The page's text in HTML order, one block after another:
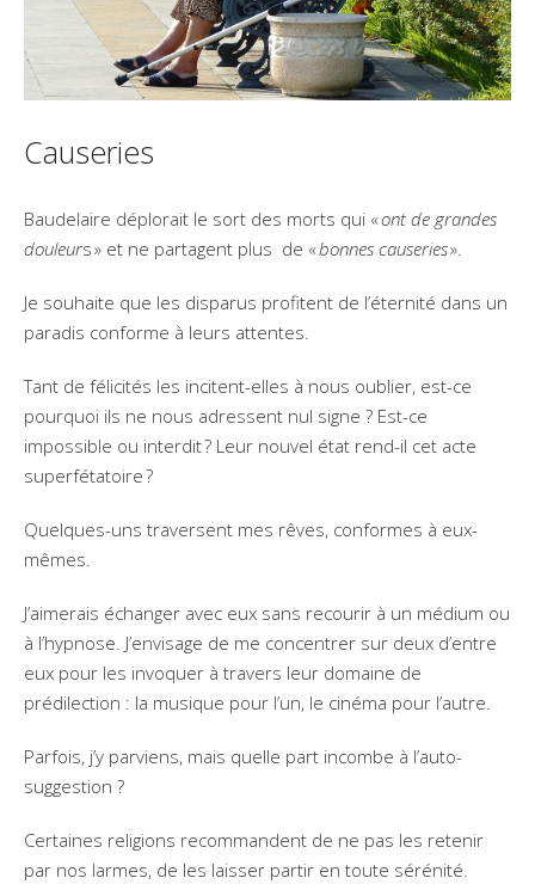
Causeries
Baudelaire déplorait le sort des morts qui «ont de grandes
douleurs » et ne partagent plus de «bonnes causeries».
Je souhaite que les disparus profitent de l’éternité dans un
paradis conforme à leurs attentes.
Tant de félicités les incitent-elles à nous oublier, est-ce
pourquoi ils ne nous adressent nul signe ? Est-ce
impossible ou interdit ? Leur nouvel état rend-il cet acte
superfétatoire ?
Quelques-uns traversent mes rêves, conformes à eux-
mêmes.
J’aimerais échanger avec eux sans recourir à un médium ou
à l’hypnose. J’envisage de me concentrer sur deux d’entre
eux pour les invoquer à travers leur domaine de
prédilection : la musique pour l’un, le cinéma pour l’autre.
Parfois, j’y parviens, mais quelle part incombe à l’auto-
suggestion ?
Certaines religions recommandent de ne pas les retenir
par nos larmes, de les laisser partir en toute sérénité.